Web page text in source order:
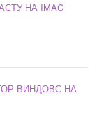
НА IMAC
ВИНДОВС НА